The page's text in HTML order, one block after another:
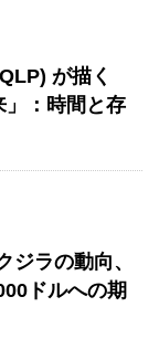
が描く
」：時間と存
ラの動向、
ドルへの期